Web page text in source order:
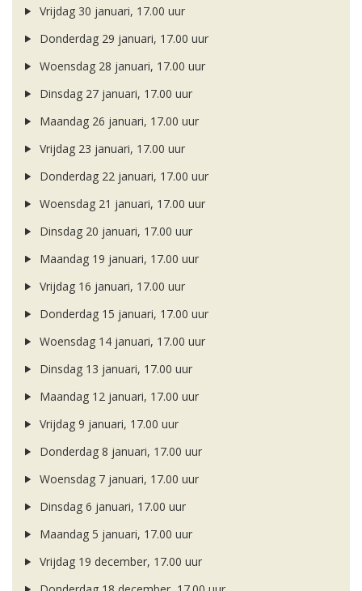
Vrijdag 30 januari, 17.00 uur
Donderdag 29 januari, 17.00 uur
Woensdag 28 januari, 17.00 uur
Dinsdag 27 januari, 17.00 uur
Maandag 26 januari, 17.00 uur
Vrijdag 23 januari, 17.00 uur
Donderdag 22 januari, 17.00 uur
Woensdag 21 januari, 17.00 uur
Dinsdag 20 januari, 17.00 uur
Maandag 19 januari, 17.00 uur
Vrijdag 16 januari, 17.00 uur
Donderdag 15 januari, 17.00 uur
Woensdag 14 januari, 17.00 uur
Dinsdag 13 januari, 17.00 uur
Maandag 12 januari, 17.00 uur
Vrijdag 9 januari, 17.00 uur
Donderdag 8 januari, 17.00 uur
Woensdag 7 januari, 17.00 uur
Dinsdag 6 januari, 17.00 uur
Maandag 5 januari, 17.00 uur
Vrijdag 19 december, 17.00 uur